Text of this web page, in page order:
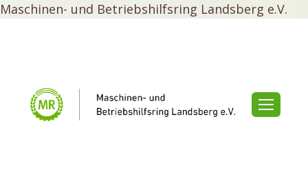
Maschinen- und Betriebshilfsring Landsberg e.V.